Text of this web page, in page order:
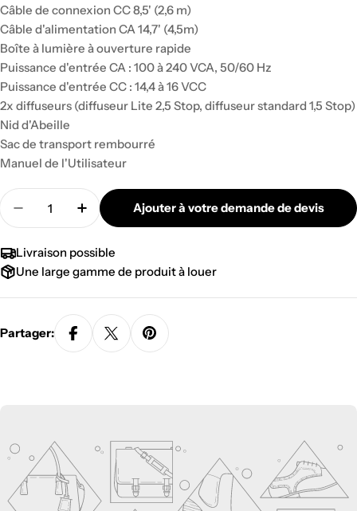
Câble de connexion CC 8,5' (2,6 m)
Câble d'alimentation CA 14,7' (4,5m)
Boîte à lumière à ouverture rapide
Puissance d'entrée CA : 100 à 240 VCA, 50/60 Hz
Puissance d'entrée CC : 14,4 à 16 VCC
2x diffuseurs (diffuseur Lite 2,5 Stop, diffuseur standard 1,5 Stop)
Nid d'Abeille
Sac de transport rembourré
Manuel de l'Utilisateur
Quantité
Diminuer la quantité pour NANLITE PAVOSLIM
Augmenter la quantité pour NANLITE
Ajouter à votre demande de devis
Livraison possible
Une large gamme de produit à louer
Partager: